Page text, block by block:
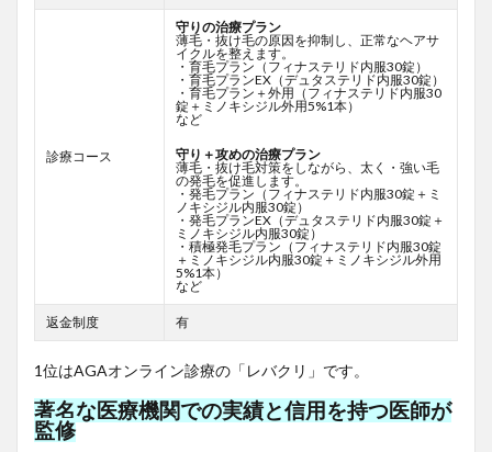
診療コース
守りの治療プラン
薄毛・抜け毛の原因を抑制し、正常なヘアサ
イクルを整えます。
・育毛プラン（フィナステリド内服30錠）
・育毛プランEX（デュタステリド内服30錠）
・育毛プラン＋外用（フィナステリド内服30
錠＋ミノキシジル外用5%1本）
など
守り＋攻めの治療プラン
薄毛・抜け毛対策をしながら、太く・強い毛
の発毛を促進します。
・発毛プラン（フィナステリド内服30錠＋ミ
ノキシジル内服30錠）
・発毛プランEX（デュタステリド内服30錠＋
ミノキシジル内服30錠）
・積極発毛プラン（フィナステリド内服30錠
＋ミノキシジル内服30錠＋ミノキシジル外用
5%1本）
など
返金制度 有
1位はAGAオンライン診療の「レバクリ」です。
著名な医療機関での実績と信用を持つ医師が
監修